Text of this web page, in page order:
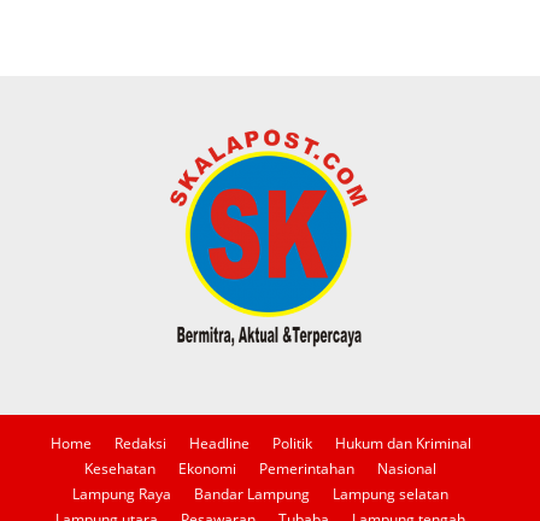
Home Redaksi Headline Politik
Hukum dan Kriminal
Kesehatan
Ekonomi Pemerintahan
Nasional
Lampung Raya
Bandar Lampung
Lampung selatan